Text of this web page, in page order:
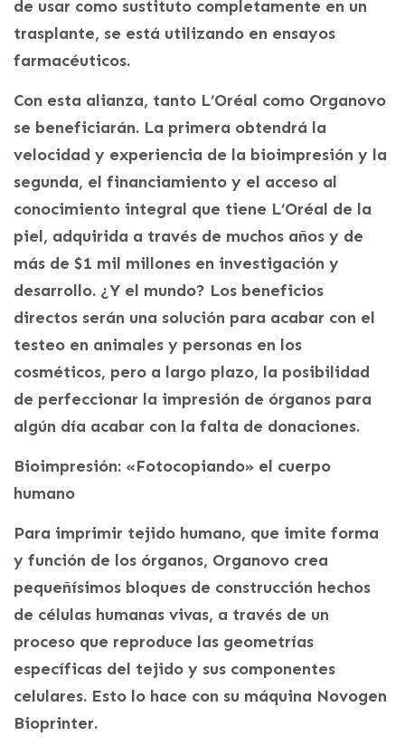
de usar como sustituto completamente en un
trasplante, se está utilizando en ensayos
farmacéuticos.
Con esta alianza, tanto L’Oréal como Organovo
se beneficiarán. La primera obtendrá la
velocidad y experiencia de la bioimpresión y la
segunda, el financiamiento y el acceso al
conocimiento integral que tiene L’Oréal de la
piel, adquirida a través de muchos años y de
más de $1 mil millones en investigación y
desarrollo. ¿Y el mundo? Los beneficios
directos serán una solución para acabar con el
testeo en animales y personas en los
cosméticos, pero a largo plazo, la posibilidad
de perfeccionar la impresión de órganos para
algún día acabar con la falta de donaciones.
Bioimpresión: «Fotocopiando» el cuerpo
humano
Para imprimir tejido humano, que imite forma
y función de los órganos, Organovo crea
pequeñísimos bloques de construcción hechos
de células humanas vivas, a través de un
proceso que reproduce las geometrías
específicas del tejido y sus componentes
celulares. Esto lo hace con su máquina Novogen
Bioprinter.